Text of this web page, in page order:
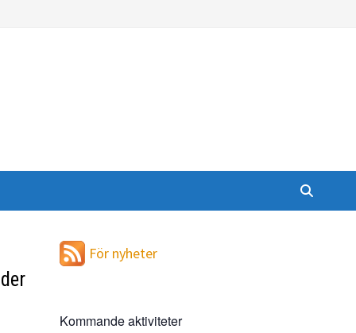
För nyheter
Kommande aktiviteter